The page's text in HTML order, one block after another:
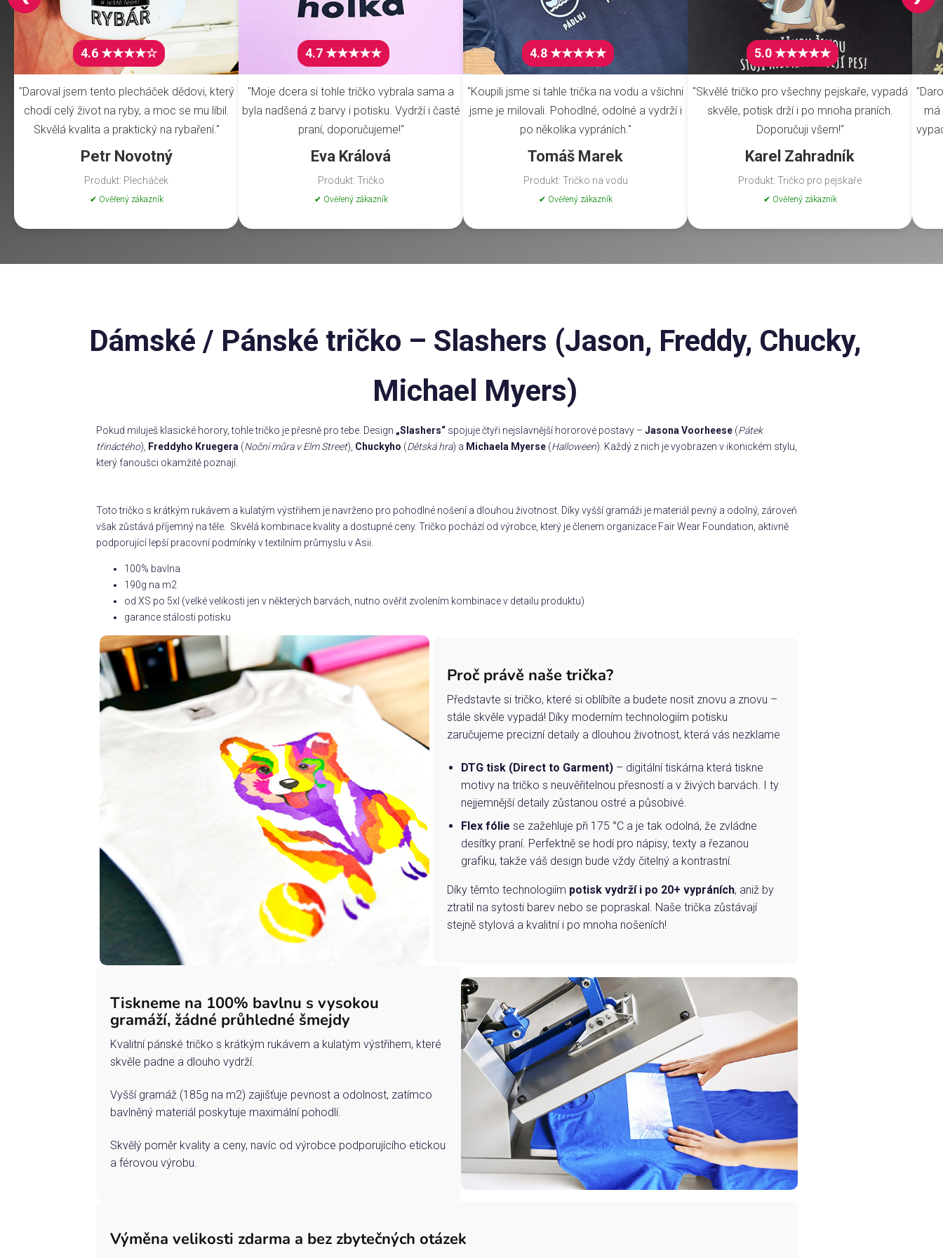
4.6 ★★★★☆
"Daroval jsem tento plecháček dědovi, který
chodí celý život na ryby, a moc se mu líbil.
Skvělá kvalita a praktický na rybaření."
Petr Novotný
Produkt: Plecháček
✔ Ověřený zákazník
4.7 ★★★★★
"Moje dcera si tohle tričko vybrala sama a
byla nadšená z barvy i potisku. Vydrží i časté
praní, doporučujeme!"
Eva Králová
Produkt: Tričko
✔ Ověřený zákazník
4.8 ★★★★★
"Koupili jsme si tahle trička na vodu a všichni
jsme je milovali. Pohodlné, odolné a vydrží i
po několika vypráních."
Tomáš Marek
Produkt: Tričko na vodu
✔ Ověřený zákazník
5.0 ★★★★★
"Skvělé tričko pro všechny pejskaře, vypadá
skvěle, potisk drží i po mnoha praních.
Doporučuji všem!"
Karel Zahradník
Produkt: Tričko pro pejskaře
✔ Ověřený zákazník
má
Dámské / Pánské tričko – Slashers (Jason, Freddy, Chucky,
Michael Myers)
Pokud miluješ klasické horory, tohle tričko je přesně pro tebe. Design „Slashers“spojuje čtyři nejslavnější hororové postavy – Jasona Voorheese(Pátek
třináctého), Freddyho Kruegera(Noční můra v Elm Street), Chuckyho (Dětská hra) a Michaela Myerse(Halloween). Každý z nich je vyobrazen v ikonickém stylu,
který fanoušci okamžitě poznají.
Toto tričko s krátkým rukávem a kulatým výstřihem je navrženo pro pohodlné nošení a dlouhou životnost. Díky vyšší gramáži je materiál pevný a odolný, zároveň
však zůstává příjemný na těle. Skvělá kombinace kvality a dostupné ceny. Tričko pochází od výrobce, který je členem organizace Fair Wear Foundation, aktivně
podporující lepší pracovní podmínky v textilním průmyslu v Asii.
100% bavlna
190g na m2
od XS po 5xl (velké velikosti jen v některých barvách, nutno ověřit zvolením kombinace v detailu produktu)
garance stálosti potisku
Proč právě naše trička?
Představte si tričko, které si oblíbíte a budete nosit znovu a znovu –
stále skvěle vypadá! Díky moderním technologiím potisku
zaručujeme precizní detaily a dlouhou životnost, která vás nezklame
DTG tisk (Direct to Garment)– digitální tiskárna která tiskne
motivy na tričko s neuvěřitelnou přesností a v živých barvách. I ty
nejjemnější detaily zůstanou ostré a působivé.
Flex fólie se zažehluje při 175 °C a je tak odolná, že zvládne
desítky praní. Perfektně se hodí pro nápisy, texty a řezanou
grafiku, takže váš design bude vždy čitelný a kontrastní.
Díky těmto technologiím potisk vydrží i po 20+ vypráních, aniž by
ztratil na sytosti barev nebo se popraskal. Naše trička zůstávají
stejně stylová a kvalitní i po mnoha nošeních!
Tiskneme na 100% bavlnu s vysokou
gramáží, žádné průhledné šmejdy
Kvalitní pánské tričko s krátkým rukávem a kulatým výstřihem, které
skvěle padne a dlouho vydrží.
Vyšší gramáž (185g na m2) zajišťuje pevnost a odolnost, zatímco
bavlněný materiál poskytuje maximální pohodlí.
Skvělý poměr kvality a ceny, navíc od výrobce podporujícího etickou
a férovou výrobu.
Výměna velikosti zdarma a bez zbytečných otázek